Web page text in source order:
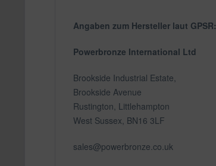
Angaben zum Hersteller laut GPSR:
Powerbronze International Ltd
Brookside Industrial Estate,
Brookside Avenue
Rustington, Littlehampton
West Sussex, BN16 3LF
sales@powerbronze.co.uk